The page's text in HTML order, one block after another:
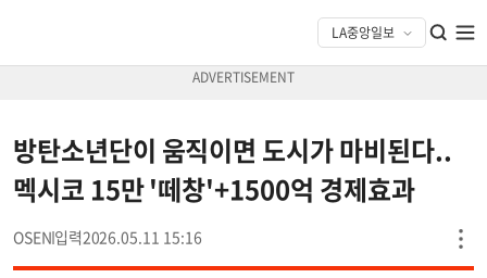
방탄소년단이 움직이면 도시가 마비된다..
멕시코 15만 '떼창'+1500억 경제효과
OSEN 2026.05.11 15:16